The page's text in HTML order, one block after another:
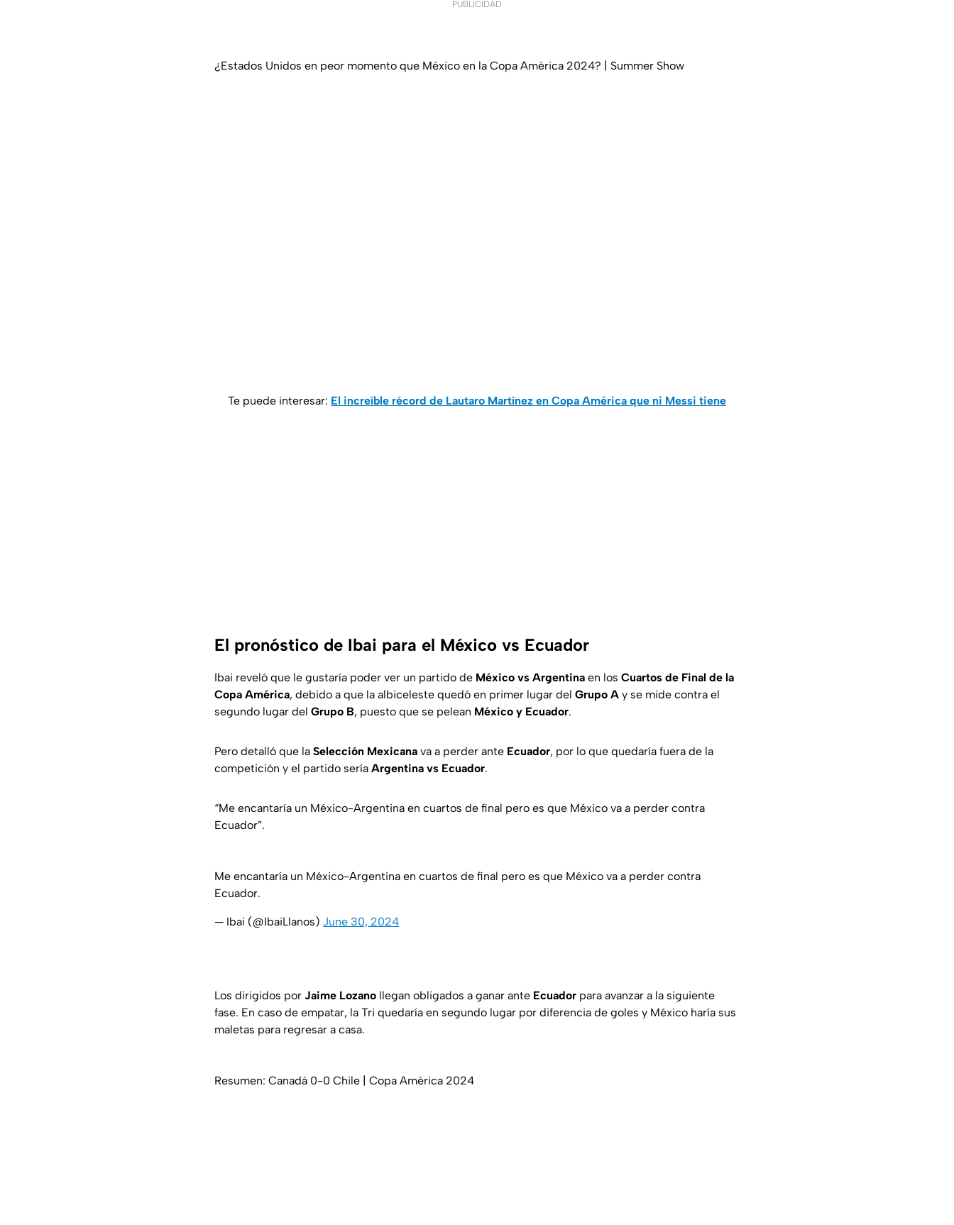
PUBLICIDAD
¿Estados Unidos en peor momento que México en la Copa América 2024? | Summer Show
Te puede interesar: El increíble récord de Lautaro Martínez en Copa América que ni Messi tiene
El pronóstico de Ibai para el México vs Ecuador
Ibai reveló que le gustaría poder ver un partido de México vs Argentina en los Cuartos de Final de la
Copa América, debido a que la albiceleste quedó en primer lugar del Grupo A y se mide contra el
segundo lugar del Grupo B, puesto que se pelean México y Ecuador.
Pero detalló que la Selección Mexicana va a perder ante Ecuador, por lo que quedaría fuera de la
competición y el partido sería Argentina vs Ecuador.
“Me encantaría un México-Argentina en cuartos de final pero es que México va a perder contra
Ecuador”.
Me encantaría un México-Argentina en cuartos de final pero es que México va a perder contra
Ecuador.
— Ibai (@IbaiLlanos) June 30, 2024
Los dirigidos por Jaime Lozano llegan obligados a ganar ante Ecuador para avanzar a la siguiente
fase. En caso de empatar, la Tri quedaría en segundo lugar por diferencia de goles y México haría sus
maletas para regresar a casa.
Resumen: Canadá 0-0 Chile | Copa América 2024